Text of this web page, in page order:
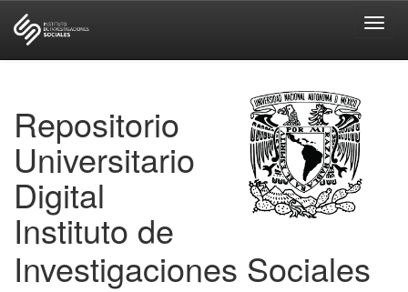
Repositorio
Universitario
Digital
Instituto de
Investigaciones Sociales